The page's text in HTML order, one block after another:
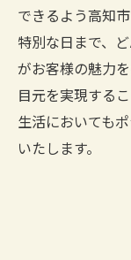
できるよう高知
特別な日まで、
がお客様の魅力
目元を実現する
生活においても
いたします。